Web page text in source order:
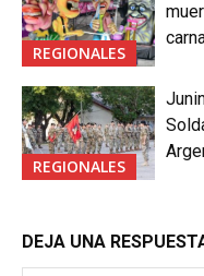
REGIONALES
REGIONALES
DEJA UNA